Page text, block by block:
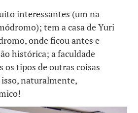
interessantes (um na
tem a casa de Yuri
onde ficou antes e
histórica; a faculdade
os tipos de outras coisas
naturalmente,